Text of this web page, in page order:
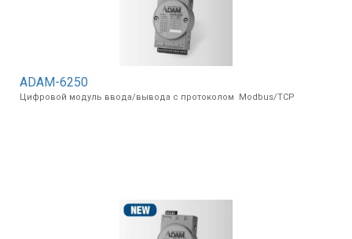
ADAM-6250
Цифровой модуль ввода/вывода с протоколом Modbus/TCP